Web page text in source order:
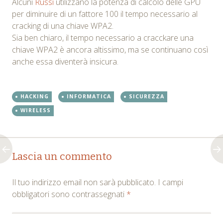
per diminuire di un fattore 100 il tempo necessario al
cracking di una chiave WPA2.
Sia ben chiaro, il tempo necessario a cracckare una
chiave WPA2 è ancora altissimo, ma se continuano così
anche essa diventerà insicura.
HACKING INFORMATICA
SICUREZZA
WIRELESS
Post
navigation
Lascia un commento
Il tuo indirizzo email non sarà pubblicato. I campi
obbligatori sono contrassegnati *